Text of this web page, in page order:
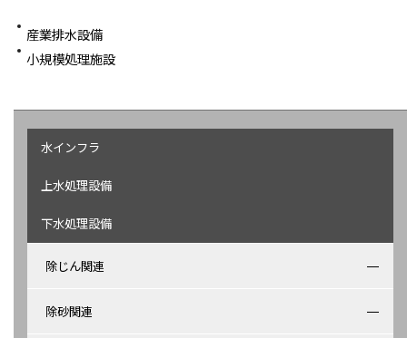
産業排水設備
小規模処理施設
水インフラ
上水処理設備
下水処理設備
除じん関連
除砂関連